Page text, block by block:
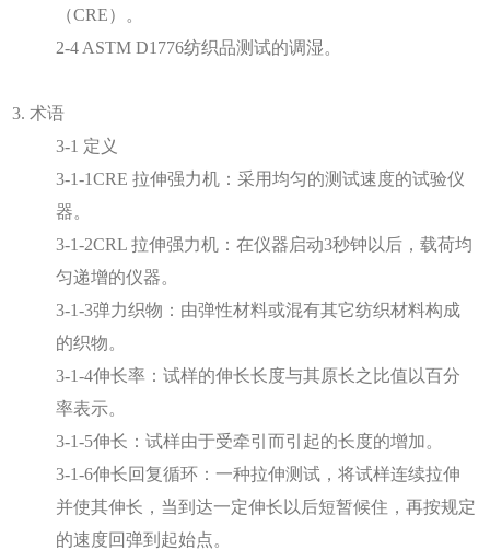
（CRE）。
2-4 ASTM D1776纺织品测试的调湿。
3. 术语
3-1 定义
3-1-1CRE 拉伸强力机：采用均匀的测试速度的试验仪
器。
3-1-2CRL 拉伸强力机：在仪器启动3秒钟以后，载荷均
匀递增的仪器。
3-1-3弹力织物：由弹性材料或混有其它纺织材料构成
的织物。
3-1-4伸长率：试样的伸长长度与其原长之比值以百分
率表示。
3-1-5伸长：试样由于受牵引而引起的长度的增加。
3-1-6伸长回复循环：一种拉伸测试，将试样连续拉伸
并使其伸长，当到达一定伸长以后短暂候住，再按规定
的速度回弹到起始点。